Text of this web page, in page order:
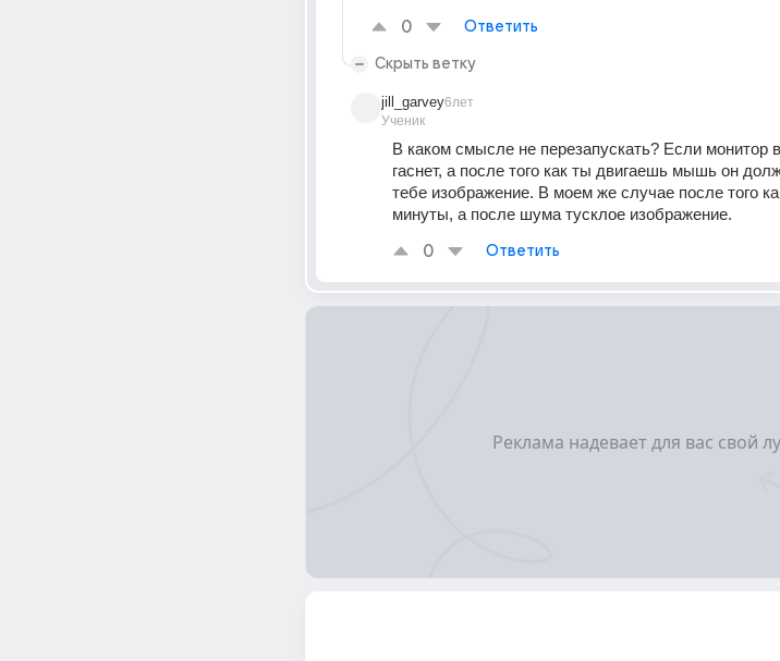
0 Ответить
Скрыть ветку
jill_garvey
Ученик
6лет
В каком смысле не перезапускать? Если монитор
гаснет, а после того как ты двигаешь мышь он
тебе изображение. В моем же случае после того
минуты, а после шума тусклое изображение.
0 Ответить